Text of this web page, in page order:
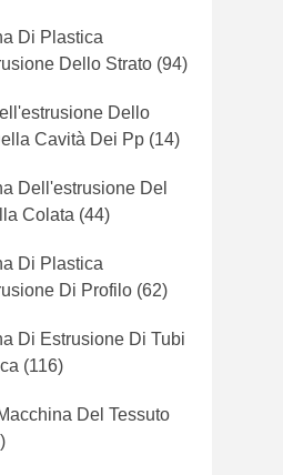
Di Plastica
Dello Strato (94)
Dello
Cavità Dei Pp (14)
Dell'estrusione Del
Colata (44)
Di Plastica
Di Profilo (62)
Di Estrusione Di Tubi
(116)
Del Tessuto